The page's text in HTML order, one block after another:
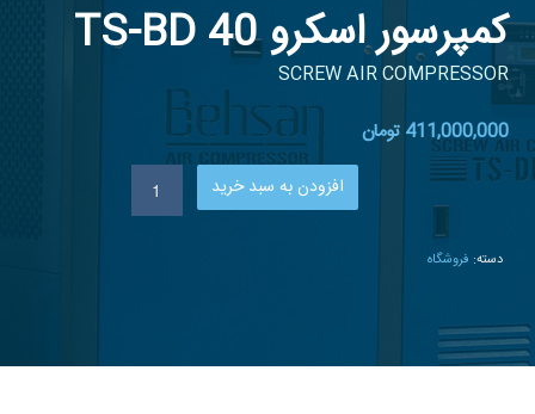
کمپرسور اسکرو TS-BD 40
SCREW AIR COMPRESSOR
411,000,000 تومان
افزودن به سبد خرید
دسته: فروشگاه